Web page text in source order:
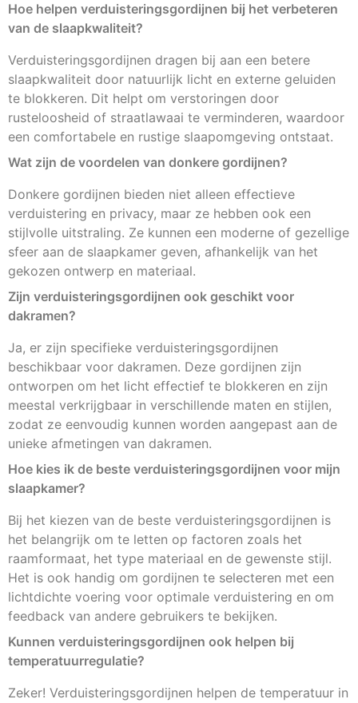
Hoe helpen verduisteringsgordijnen bij het verbeteren
van de slaapkwaliteit?
Verduisteringsgordijnen dragen bij aan een betere
slaapkwaliteit door natuurlijk licht en externe geluiden
te blokkeren. Dit helpt om verstoringen door
rusteloosheid of straatlawaai te verminderen, waardoor
een comfortabele en rustige slaapomgeving ontstaat.
Wat zijn de voordelen van donkere gordijnen?
Donkere gordijnen bieden niet alleen effectieve
verduistering en privacy, maar ze hebben ook een
stijlvolle uitstraling. Ze kunnen een moderne of gezellige
sfeer aan de slaapkamer geven, afhankelijk van het
gekozen ontwerp en materiaal.
Zijn verduisteringsgordijnen ook geschikt voor
dakramen?
Ja, er zijn specifieke verduisteringsgordijnen
beschikbaar voor dakramen. Deze gordijnen zijn
ontworpen om het licht effectief te blokkeren en zijn
meestal verkrijgbaar in verschillende maten en stijlen,
zodat ze eenvoudig kunnen worden aangepast aan de
unieke afmetingen van dakramen.
Hoe kies ik de beste verduisteringsgordijnen voor mijn
slaapkamer?
Bij het kiezen van de beste verduisteringsgordijnen is
het belangrijk om te letten op factoren zoals het
raamformaat, het type materiaal en de gewenste stijl.
Het is ook handig om gordijnen te selecteren met een
lichtdichte voering voor optimale verduistering en om
feedback van andere gebruikers te bekijken.
Kunnen verduisteringsgordijnen ook helpen bij
temperatuurregulatie?
Zeker! Verduisteringsgordijnen helpen de temperatuur in